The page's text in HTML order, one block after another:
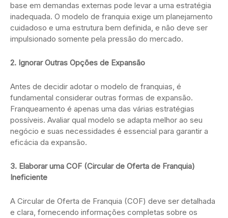
base em demandas externas pode levar a uma estratégia
inadequada. O modelo de franquia exige um planejamento
cuidadoso e uma estrutura bem definida, e não deve ser
impulsionado somente pela pressão do mercado.
2. Ignorar Outras Opções de Expansão
Antes de decidir adotar o modelo de franquias, é
fundamental considerar outras formas de expansão.
Franqueamento é apenas uma das várias estratégias
possíveis. Avaliar qual modelo se adapta melhor ao seu
negócio e suas necessidades é essencial para garantir a
eficácia da expansão.
3. Elaborar uma COF (Circular de Oferta de Franquia)
Ineficiente
A Circular de Oferta de Franquia (COF) deve ser detalhada
e clara, fornecendo informações completas sobre os